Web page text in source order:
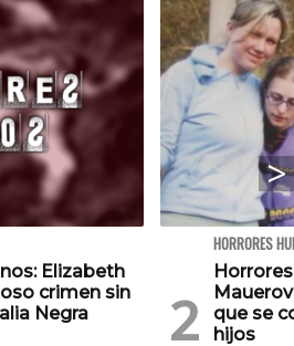
Elizabeth
crimen sin
Negra
HORRORES
que se
hijos